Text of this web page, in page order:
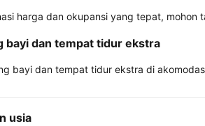
harga dan okupansi yang tepat,
bayi dan tempat tidur ekstra
bayi dan tempat tidur ekstra di
usia